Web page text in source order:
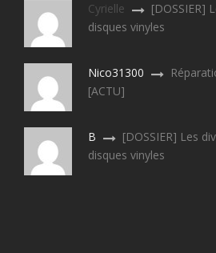
Cyrielle
[DOSSIER]
disques vinyles
Nico31300
[ACTU]
B
[DOSSIER] Les
disques vinyles